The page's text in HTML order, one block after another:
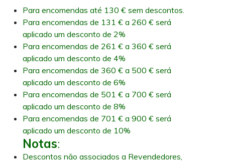
Para encomendas até 130 € sem descontos.
Para encomendas de 131 € a 260 € será
aplicado um desconto de 2%
Para encomendas de 261 € a 360 € será
aplicado um desconto de 4%
Para encomendas de 360 € a 500 € será
aplicado um desconto de 6%
Para encomendas de 501 € a 700 € será
aplicado um desconto de 8%
Para encomendas de 701 € a 900 € será
aplicado um desconto de 10%
Notas:
Descontos não associados a Revendedores,